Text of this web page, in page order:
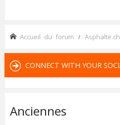
Accueil du forum
CONNECT WITH YOUR
Anciennes